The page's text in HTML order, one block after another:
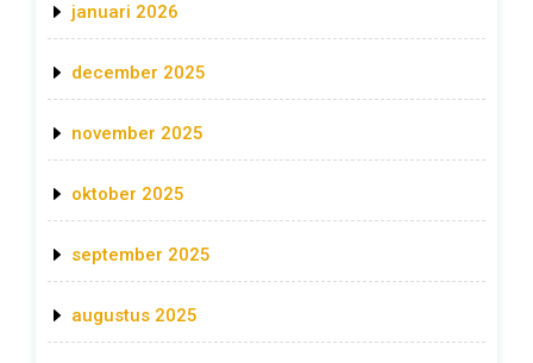
januari 2026
december 2025
november 2025
oktober 2025
september 2025
augustus 2025